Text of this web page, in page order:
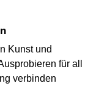
Kunst und
für all
verbinden